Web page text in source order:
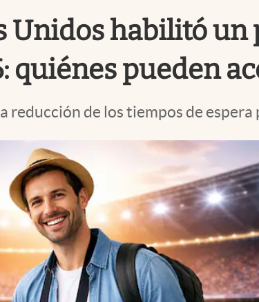
Unidos habilitó
quiénes pueden
de los tiempos de espera